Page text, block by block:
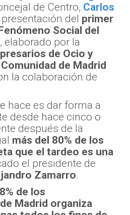
de Centro, Carlos
del primer
Social del
, elaborado por la
de Ocio y
de Madrid
la colaboración de
hace es dar forma a
desde hace cinco o
después de la
más del 80% de los
que el tardeo es una
el presidente de
Zamarro.
de los
Madrid organiza